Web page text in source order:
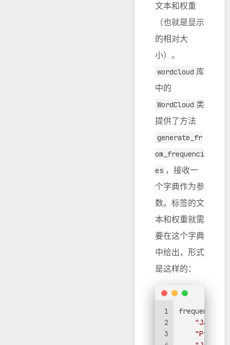
文本和权重
（也就是显示
的相对大
小）。
wordcloud 库
中的
WordCloud 类
提供了方法
generate_fr
om_frequenci
es ，接收一
个字典作为参
数。标签的文
本和权重就需
要在这个字典
中给出，形式
是这样的：
1
2
3
frequencies
"Python"